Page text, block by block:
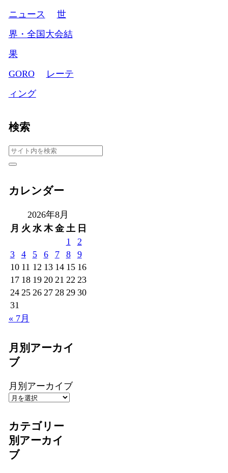
ニュース
世
界・全国大会結
果
GORO
レーテ
ィング
検索
カレンダー
2026年8月
月 火 水 木 金 土 日
1
2
3
4 5 6 7 8
9
10 11 12 13 14 15 16
17 18 19 20 21 22 23
24 25 26 27 28 29 30
31
« 7月
月別アーカイ
ブ
月別アーカイブ
カテゴリー
別アーカイ
ブ